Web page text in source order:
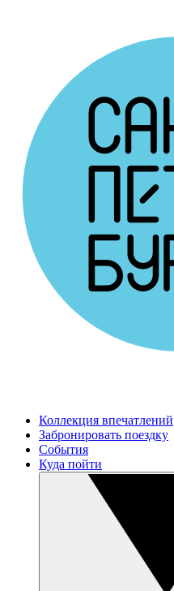
Коллекция впечатлений
Забронировать поездку
События
Куда пойти